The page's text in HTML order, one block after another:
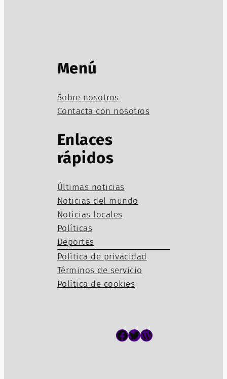
Menú
Sobre nosotros
Contacta con nosotros
Enlaces
rápidos
Últimas noticias
Noticias del mundo
Noticias locales
Políticas
Deportes
Política de privacidad
Términos de servicio
Política de cookies
Facebook Twitter WordPress